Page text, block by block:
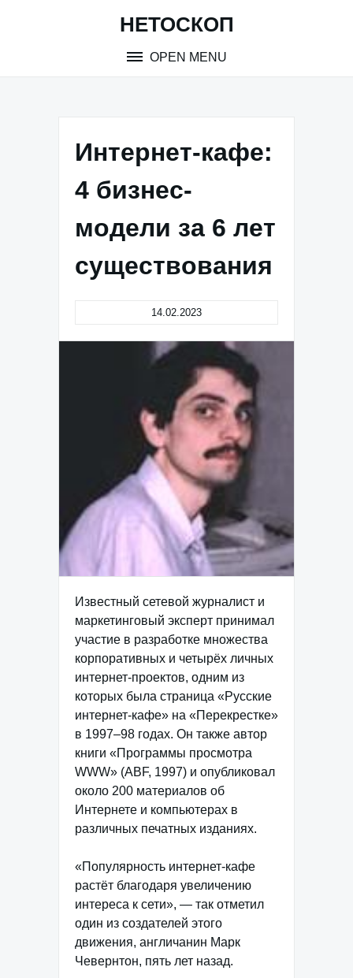
НЕТОСКОП
OPEN MENU
Интернет-кафе:
4 бизнес-
модели за 6 лет
существования
14.02.2023
Известный сетевой журналист и
маркетинговый эксперт принимал
участие в разработке множества
корпоративных и четырёх личных
интернет-проектов, одним из
которых была страница «Русские
интернет-кафе» на «Перекрестке»
в 1997–98 годах. Он также автор
книги «Программы просмотра
WWW» (ABF, 1997) и опубликовал
около 200 материалов об
Интернете и компьютерах в
различных печатных изданиях.
«Популярность интернет-кафе
растёт благодаря увеличению
интереса к сети», — так отметил
один из создателей этого
движения, англичанин Марк
Чевернтон, пять лет назад.